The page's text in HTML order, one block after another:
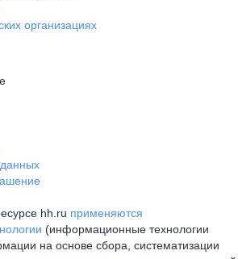
организациях
hh.ru применяются
(информационные технологии
на основе сбора, систематизации